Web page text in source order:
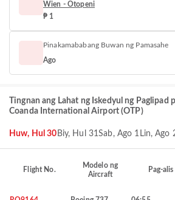
Wien - Otopeni
₱ 1
Pinakamababang Buwan ng Pamasahe
Ago
Tingnan ang Lahat ng Iskedyul ng Paglipad
Coanda International Airport (OTP)
Huw, Hul 30 Biy, Hul 31Sab, Ago 1 Lin, Ago
Flight No.
Modelo ng
Aircraft
Pag-alis